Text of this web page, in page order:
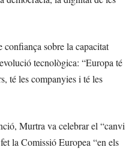
sobre la capacitat
tecnològica: “Europa té
té les companyies i té les
Murtra va celebrar el “canvi
la Comissió Europea “en els